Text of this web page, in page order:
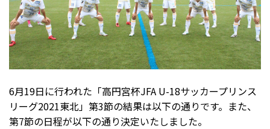
6月19日に行われた「高円宮杯JFA U-18サッカープリンス
リーグ2021東北」第3節の結果は以下の通りです。また、
第7節の日程が以下の通り決定いたしました。